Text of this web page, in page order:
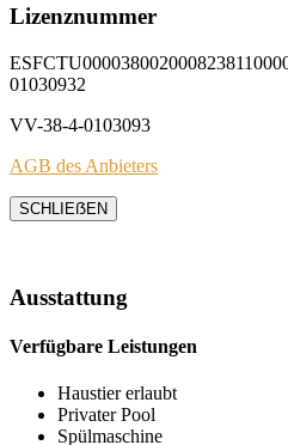
Lizenznummer
01030932
VV-38-4-0103093
AGB des Anbieters
SCHLIEẞEN
Ausstattung
Verfügbare Leistungen
Haustier erlaubt
Privater Pool
Spülmaschine